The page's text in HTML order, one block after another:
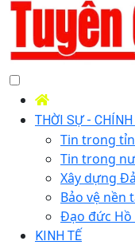
THỜI SỰ - CHÍNH
Tin trong
Tin trong
Xây dựng
Bảo vệ nền
Đạo đức Hồ
KINH TẾ